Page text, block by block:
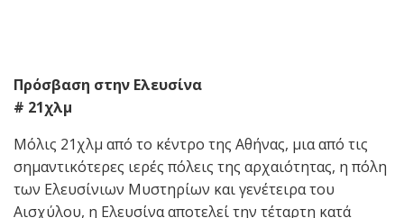
Πρόσβαση στην Ελευσίνα
# 21χλμ
Μόλις 21χλμ από το κέντρο της Αθήνας, μια από τις
σημαντικότερες ιερές πόλεις της αρχαιότητας, η πόλη
των Ελευσίνιων Μυστηρίων και γενέτειρα του
Αισχύλου, η Ελευσίνα αποτελεί την τέταρτη κατά